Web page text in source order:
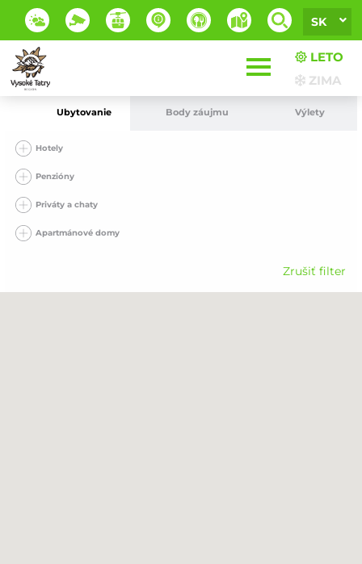
SK
LETO
ZIMA
Ubytovanie Body záujmu Výlety
Zrušiť filter
Hotely
Penzióny
Priváty a chaty
Apartmánové domy